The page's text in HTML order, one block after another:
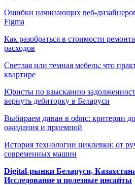
Ошибки начинающих веб-
Figma
Как разобраться в стоимости
расходов
Светлая или темная мебель: что
квартире
Юристы по взысканию
вернуть дебиторку в Беларуси
Выбираем диван в офис: критерии
ожидания и приемной
История технологии циклевки: от
современных машин
Digital-рынки Беларуси,
Исследование и полезные инсайты